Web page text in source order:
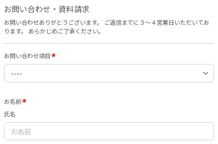
お問い合わせ・資料請求
お問い合わせありがとうございます。 ご返信までに３〜４営業日いただいてお
ります。 あらかじめご了承ください。
お問い合わせ項目
お名前
氏名